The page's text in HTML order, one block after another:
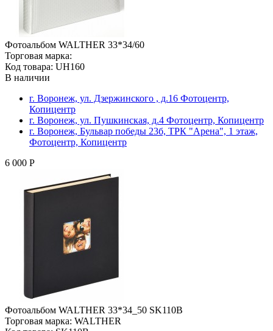
Фотоальбом WALTHER 33*34/60
Торговая марка:
Код товара: UH160
В наличии
г. Воронеж, ул. Дзержинского , д.16 Фотоцентр,
Копицентр
г. Воронеж, ул. Пушкинская, д.4 Фотоцентр, Копицентр
г. Воронеж, Бульвар победы 23б, ТРК "Арена", 1 этаж,
Фотоцентр, Копицентр
6 000 Р
Фотоальбом WALTHER 33*34_50 SK110B
Торговая марка: WALTHER